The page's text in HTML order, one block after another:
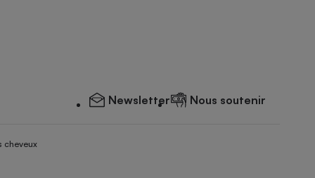
Newsletter Nous soutenir
cheveux